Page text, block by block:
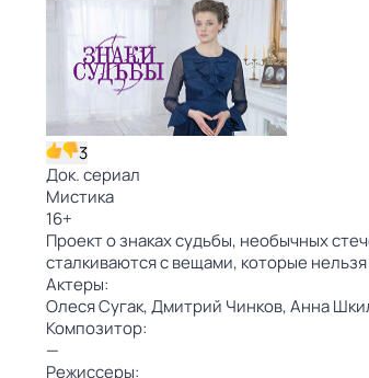
3
Док. сериал
Мистика
16+
Проект о знаках судьбы, необычных
сталкиваются с вещами, которые
Актеры:
Олеся Сугак,Дмитрий Чинков,Анна
Композитор:
—
Режиссеры: